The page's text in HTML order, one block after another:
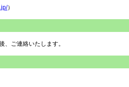
）
、ご連絡いたします。